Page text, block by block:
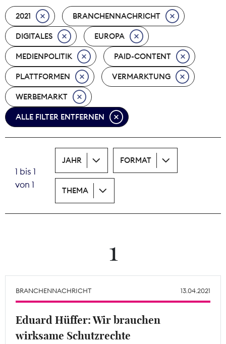
Nachhaltigkeit
Nachwuchs
Nova Award
Pressefreiheit
Print
Theodor-Wolff-Preis
2021 BRANCHENNACHRICHT
DIGITALES EUROPA
MEDIENPOLITIK PAID-CONTENT
PLATTFORMEN VERMARKTUNG
WERBEMARKT
ALLE FILTER ENTFERNEN
1 bis 1
von 1
JAHR FORMAT
THEMA
1
BRANCHENNACHRICHT 13.04.2021
Eduard Hüffer: Wir brauchen
wirksame Schutzrechte